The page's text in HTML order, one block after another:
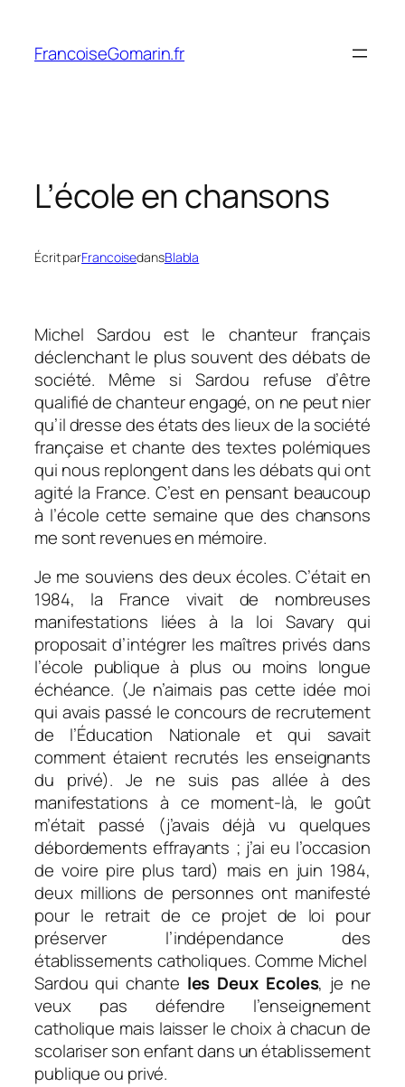
contenu
FrancoiseGomarin.fr
L’école en chansons
Écrit parFrancoisedansBlabla
Michel Sardou est le chanteur français
déclenchant le plus souvent des débats de
société. Même si Sardou refuse d’être
qualifié de chanteur engagé, on ne peut nier
qu’il dresse des états des lieux de la société
française et chante des textes polémiques
qui nous replongent dans les débats qui ont
agité la France. C’est en pensant beaucoup
à l’école cette semaine que des chansons
me sont revenues en mémoire.
Je me souviens des deux écoles. C’était en
1984, la France vivait de nombreuses
manifestations liées à la loi Savary qui
proposait d’intégrer les maîtres privés dans
l’école publique à plus ou moins longue
échéance. (Je n’aimais pas cette idée moi
qui avais passé le concours de recrutement
de l’Éducation Nationale et qui savait
comment étaient recrutés les enseignants
du privé). Je ne suis pas allée à des
manifestations à ce moment-là, le goût
m’était passé (j’avais déjà vu quelques
débordements effrayants ; j’ai eu l’occasion
de voire pire plus tard) mais en juin 1984,
deux millions de personnes ont manifesté
pour le retrait de ce projet de loi pour
préserver l’indépendance des
établissements catholiques. Comme Michel
Sardou qui chante les Deux Ecoles, je ne
veux pas défendre l’enseignement
catholique mais laisser le choix à chacun de
scolariser son enfant dans un établissement
publique ou privé.